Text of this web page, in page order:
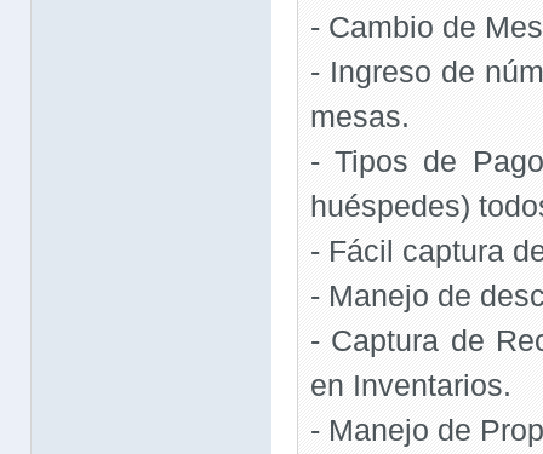
- Cambio de
- Ingreso de
mesas.
- Tipos de
huéspedes)
- Fácil captura
- Manejo de
- Captura de
en Inventarios.
- Manejo de